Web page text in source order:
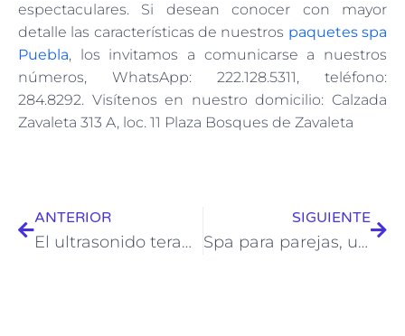
espectaculares. Si desean conocer con mayor
detalle las características de nuestros paquetes spa
Puebla, los invitamos a comunicarse a nuestros
números, WhatsApp: 222.128.5311, teléfono:
284.8292. Visítenos en nuestro domicilio: Calzada
Zavaleta 313 A, loc. 11 Plaza Bosques de Zavaleta
ANTERIOR
El ultrasonido terapéutico para eliminar la celulitis
SIGUIENTE
Spa para parejas, una opción para cualquier día